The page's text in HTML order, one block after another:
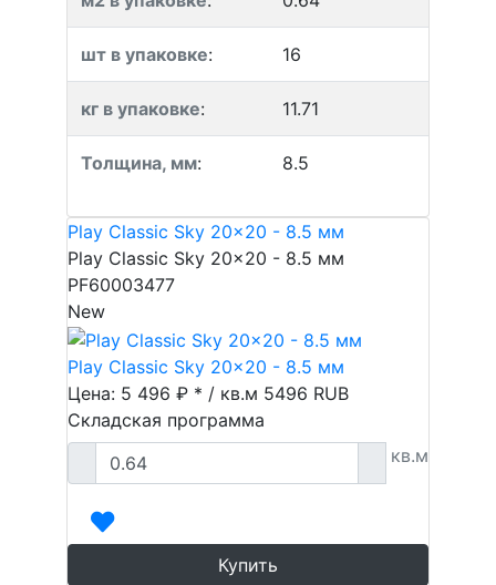
шт в упаковке: 16
кг в упаковке: 11.71
Толщина, мм: 8.5
Play Classic Sky 20x20 - 8.5 мм
Play Classic Sky 20x20 - 8.5 мм
PF60003477
New
Play Classic Sky 20x20 - 8.5 мм
Цена: 5 496 ₽ * / кв.м 5496 RUB
Складская программа
кв.м
Купить